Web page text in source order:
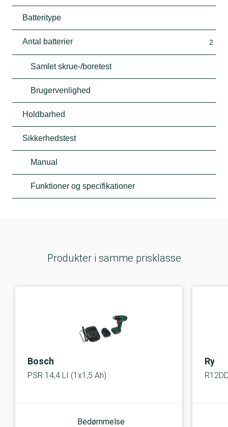
Batteritype
Antal batterier 2
Samlet skrue-/boretest
Brugervenlighed
Holdbarhed
Sikkerhedstest
Manual
Funktioner og specifikationer
Produkter i samme prisklasse
Bosch
PSR 14,4 LI (1x1,5 Ah)
Bedømmelse
Ryobi